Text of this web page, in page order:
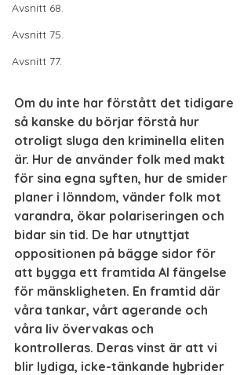
Avsnitt 68.
Avsnitt 75.
Avsnitt 77.
Om du inte har förstått det tidigare
så kanske du börjar förstå hur
otroligt sluga den kriminella eliten
är. Hur de använder folk med makt
för sina egna syften, hur de smider
planer i lönndom, vänder folk mot
varandra, ökar polariseringen och
bidar sin tid. De har utnyttjat
oppositionen på bägge sidor för
att bygga ett framtida AI fängelse
för mänskligheten. En framtid där
våra tankar, vårt agerande och
våra liv övervakas och
kontrolleras. Deras vinst är att vi
blir lydiga, icke-tänkande hybrider